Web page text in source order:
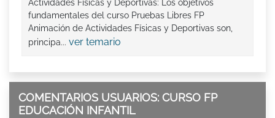
Actividades Físicas y Deportivas: Los objetivos
fundamentales del curso Pruebas Libres FP
Animación de Actividades Físicas y Deportivas son,
principa... ver temario
COMENTARIOS USUARIOS: CURSO FP
EDUCACIÓN INFANTIL